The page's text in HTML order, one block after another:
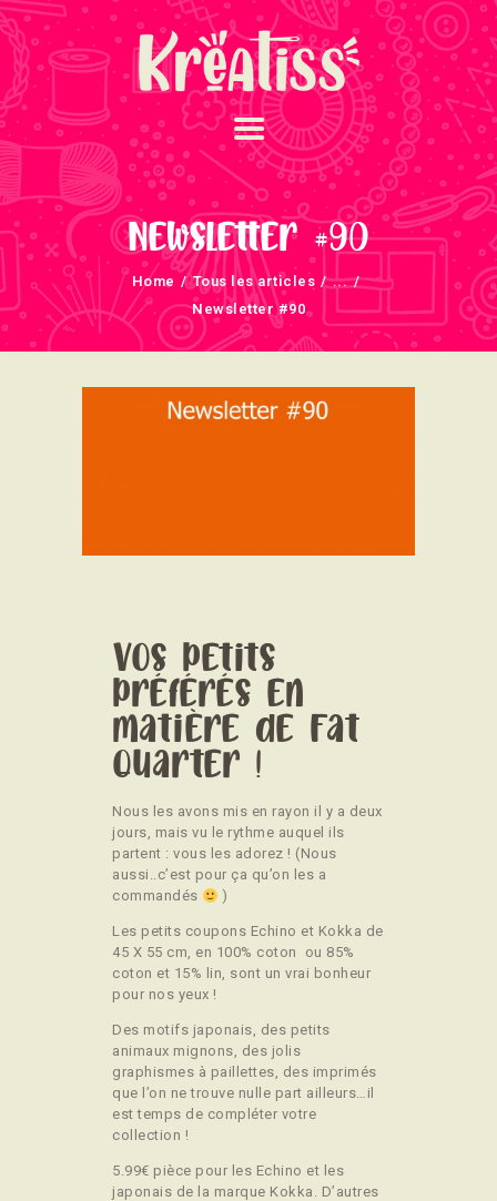
Newsletter #90
Home Tous les articles
...
Newsletter #90
ACCUEIL
NOS UNIVERS
ARRIVAGES
ATELIERS ET
ÉVÈNEMENTS
NEWSLETTERS
Vos petits
préférés en
matière de Fat
Quarter !
Nous les avons mis en rayon il y a deux
jours, mais vu le rythme auquel ils
partent : vous les adorez ! (Nous
aussi..c’est pour ça qu’on les a
commandés
)
Les petits coupons Echino et Kokka de
45 X 55 cm, en 100% coton ou 85%
coton et 15% lin, sont un vrai bonheur
pour nos yeux !
Des motifs japonais, des petits
animaux mignons, des jolis
graphismes à paillettes, des imprimés
que l’on ne trouve nulle part ailleurs…il
est temps de compléter votre
collection !
5.99€ pièce pour les Echino et les
japonais de la marque Kokka. D’autres